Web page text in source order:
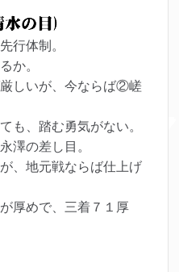
行体制。
か。
しいが、今ならば②嵯
も、踏む勇気がない。
澤の差し目。
、地元戦ならば仕上げ
厚めで、三着７１厚